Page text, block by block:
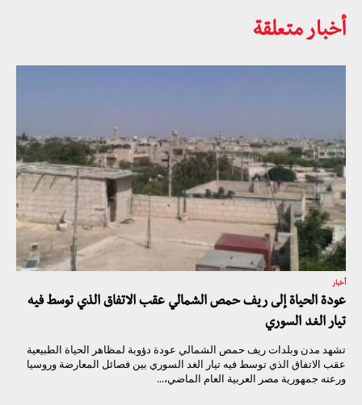
أخبار متعلقة
أخبار
عودة الحياة إلى ريف حمص الشمالي عقب الاتفاق الذي توسط فيه
تيار الغد السوري
تشهد مدن وبلدات ريف حمص الشمالي عودة دؤوبة لمظاهر الحياة الطبيعية
عقب الاتفاق الذي توسط فيه تيار الغد السوري بين فصائل المعارضة وروسيا
ورعته جمهورية مصر العربية العام الماضي،...